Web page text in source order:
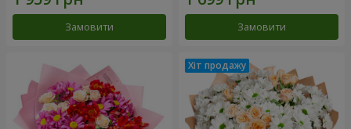
Замовити Замовити